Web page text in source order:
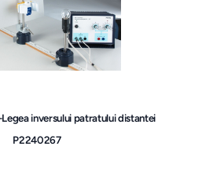
inversului patratului distantei
P2240267